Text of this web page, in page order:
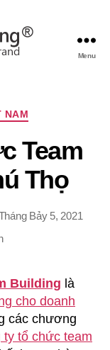
Menu
NAM
Team
Thọ
Bảy 5, 2021
ở
Tổ
Chức
Team
Building
Tại
Building là
cho doanh
các chương
ty tổ chức team